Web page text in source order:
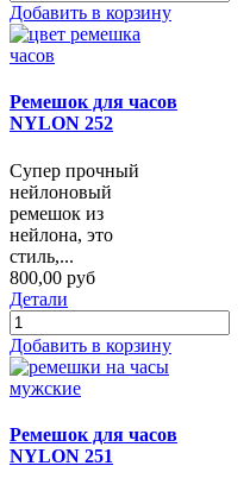
Добавить в корзину
Ремешок для часов
NYLON 252
Супер прочный
нейлоновый
ремешок из
нейлона, это
стиль,...
800,00 руб
Детали
Добавить в корзину
Ремешок для часов
NYLON 251